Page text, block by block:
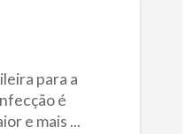
para a
é
e mais ...